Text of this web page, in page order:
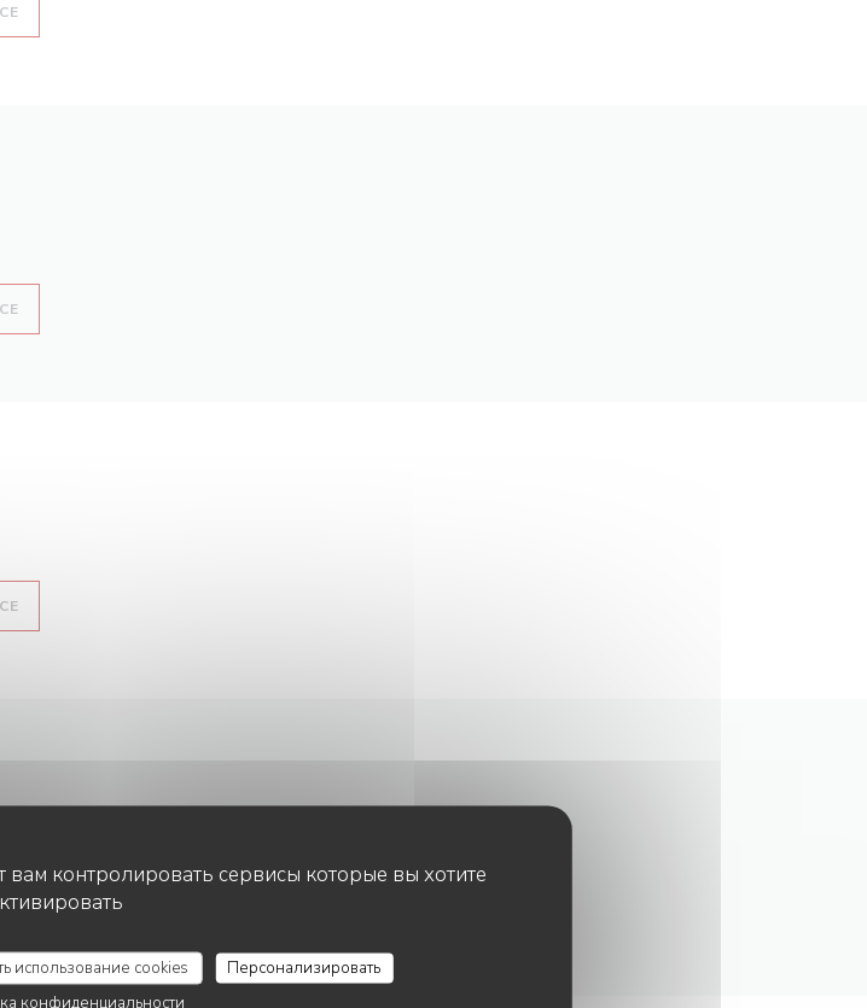
вам контролировать сервисы которые вы хотите
использование cookies
Персонализировать
конфиденциальности
((ОТКРЫВАЕТСЯ В НОВОМ ОКНЕ))